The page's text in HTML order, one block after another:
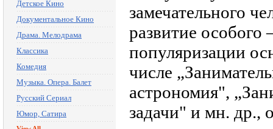
Детское Кино
Документальное Кино
Драма. Мелодрама
Классика
Комедия
Музыка. Опера. Балет
Русский Сериал
Юмор, Сатира
замечательного
развитие
популяризации
числе
астрономия",
задачи" и мн. др.,